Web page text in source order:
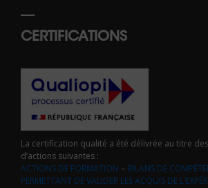
CERTIFICATIONS
La certification qualité a été délivrée au titre
d’actions suivantes :
ACTIONS DE FORMATION – BILANS DE
PERMETTANT DE VALIDER LES ACQUIS DE